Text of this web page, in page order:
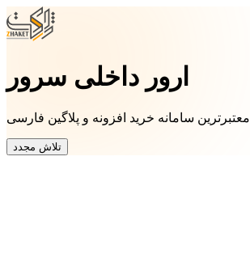
ارور داخلی سرور
معتبرترین سامانه خرید افزونه و پلاگین فارسی
تلاش مجدد